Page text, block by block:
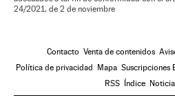
24/2021, de 2 de noviembre
Contacto Venta de contenidos
Política de privacidad
Mapa Suscripciones
RSS
Índice